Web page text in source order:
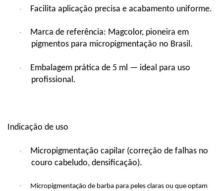
· Facilita aplicação precisa e acabamento uniforme.
·
Marca de referência: Magcolor, pioneira em
pigmentos para micropigmentação no Brasil.
·
Embalagem prática de 5 ml — ideal para uso
profissional.
Indicação de uso
·
Micropigmentação capilar (correção de falhas no
couro cabeludo, densificação).
·
Micropigmentação de barba para peles claras ou que optam